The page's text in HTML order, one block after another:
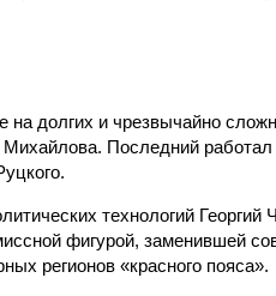
на долгих и чрезвычайно
Последний работал
технологий Георгий
фигурой, заменившей
регионов «красного пояса».